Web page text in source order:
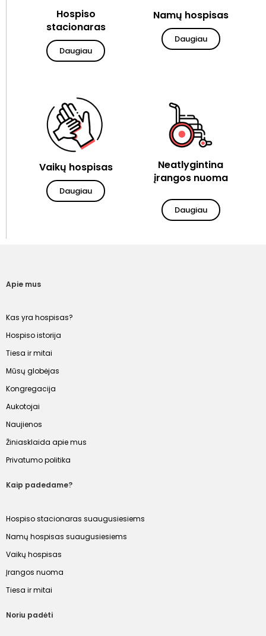
Hospiso
stacionaras
Daugiau
Namų hospisas
Daugiau
Vaikų hospisas
Daugiau
Neatlygintina
įrangos nuoma
Daugiau
Apie mus
Kas yra hospisas?
Hospiso istorija
Tiesa ir mitai
Mūsų globėjas
Kongregacija
Aukotojai
Naujienos
Žiniasklaida apie mus
Privatumo politika
Kaip padedame?
Hospiso stacionaras suaugusiesiems
Namų hospisas suaugusiesiems
Vaikų hospisas
Įrangos nuoma
Tiesa ir mitai
Noriu padėti